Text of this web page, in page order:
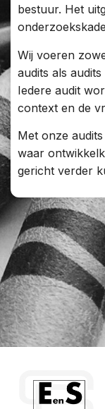
bestuur. Het
Wij voeren
audits als
Iedere audit
context en de
Met onze
waar
gericht verder